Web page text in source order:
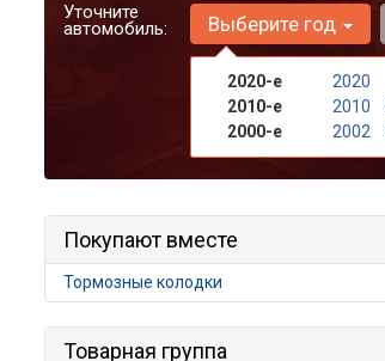
Уточните
автомобиль: Выберите год
2020-е
2020
2010-е
2010
2000-е
2002
Покупают вместе
Тормозные колодки
Товарная группа